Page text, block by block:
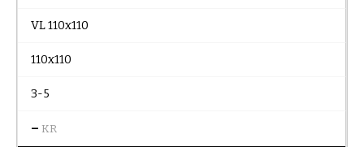
VL 110x110
110x110
3-5
– KR